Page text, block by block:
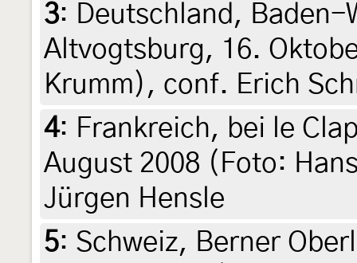
3: Deutschland,
Altvogtsburg, 16.
Krumm), conf. Erich
4: Frankreich, bei le
August 2008 (Foto:
Jürgen Hensle
5: Schweiz, Berner